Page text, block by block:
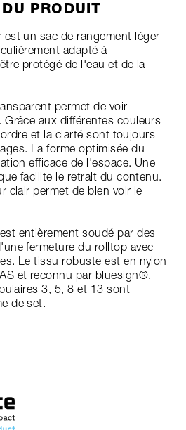
PRODUIT
est un sac de rangement léger
adapté à
protégé de l'eau et de la
permet de voir
Grâce aux différentes couleurs
et la clarté sont toujours
La forme optimisée du
efficace de l'espace. Une
facilite le retrait du contenu.
clair permet de bien voir le
entièrement soudé par des
fermeture du rolltop avec
Le tissu robuste est en nylon
et reconnu par bluesign®.
3, 5, 8 et 13 sont
de set.